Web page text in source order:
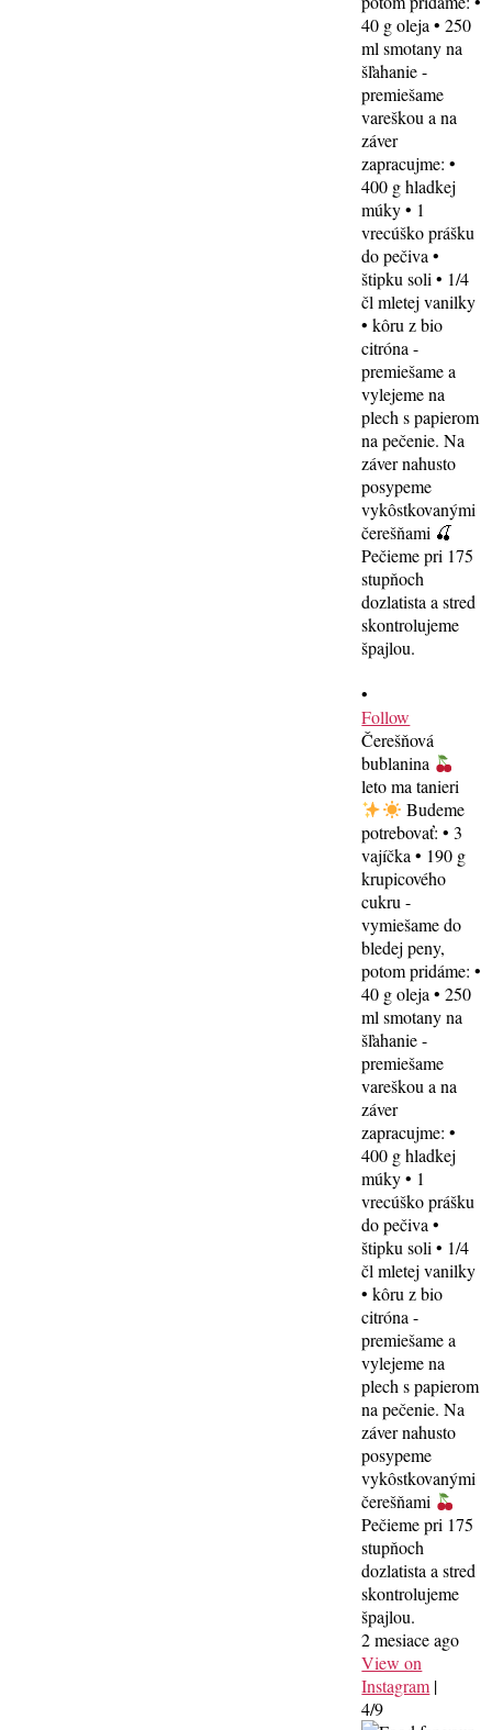
•
Follow
Čerešňová
bublanina
leto ma tanieri
Budeme
potrebovať: • 3
vajíčka • 190 g
krupicového
cukru -
vymiešame do
bledej peny,
potom pridáme: •
40 g oleja • 250
ml smotany na
šľahanie -
premiešame
vareškou a na
záver
zapracujme: •
400 g hladkej
múky • 1
vrecúško prášku
do pečiva •
štipku soli • 1/4
čl mletej vanilky
• kôru z bio
citróna -
premiešame a
vylejeme na
plech s papierom
na pečenie. Na
záver nahusto
posypeme
vykôstkovanými
čerešňami
Pečieme pri 175
stupňoch
dozlatista a stred
skontrolujeme
špajlou.
2 mesiace ago
View on
Instagram |
4/9